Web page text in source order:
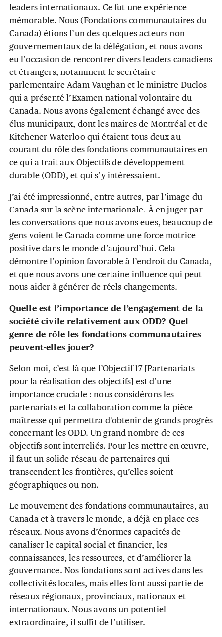
leaders internationaux. Ce fut une expérience
mémorable. Nous (Fondations communautaires du
Canada) étions l’un des quelques acteurs non
gouvernementaux de la délégation, et nous avons
eu l’occasion de rencontrer divers leaders canadiens
et étrangers, notamment le secrétaire
parlementaire Adam Vaughan et le ministre Duclos
qui a présentél’Examen national volontaire du
Canada. Nous avons également échangé avec des
élus municipaux, dont les maires de Montréal et de
Kitchener Waterloo qui étaient tous deux au
courant du rôle des fondations communautaires en
ce qui a trait aux Objectifs de développement
durable (ODD), et qui s’y intéressaient.
J’ai été impressionné, entre autres, par l’image du
Canada sur la scène internationale. À en juger par
les conversations que nous avons eues, beaucoup de
gens voient le Canada comme une force motrice
positive dans le monde d’aujourd’hui. Cela
démontre l’opinion favorable à l’endroit du Canada,
et que nous avons une certaine influence qui peut
nous aider à générer de réels changements.
Quelle est l’importance de l’engagement de la
société civile relativement aux ODD? Quel
genre de rôle les fondations communautaires
peuvent-elles jouer?
Selon moi, c’est là que l’Objectif 17 [Partenariats
pour la réalisation des objectifs] est d’une
importance cruciale : nous considérons les
partenariats et la collaboration comme la pièce
maîtresse qui permettra d’obtenir de grands progrès
concernant les ODD. Un grand nombre de ces
objectifs sont interreliés. Pour les mettre en œuvre,
il faut un solide réseau de partenaires qui
transcendent les frontières, qu’elles soient
géographiques ou non.
Le mouvement des fondations communautaires, au
Canada et à travers le monde, a déjà en place ces
réseaux. Nous avons d’énormes capacités de
canaliser le capital social et financier, les
connaissances, les ressources, et d’améliorer la
gouvernance. Nos fondations sont actives dans les
collectivités locales, mais elles font aussi partie de
réseaux régionaux, provinciaux, nationaux et
internationaux. Nous avons un potentiel
extraordinaire, il suffit de l’utiliser.